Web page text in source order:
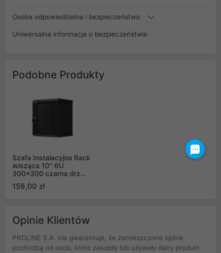
Osoba odpowiedzialna i bezpieczeństwo
Uniwersalna informacja o bezpieczeństwie
Podobne Produkty
Szafa Instalacyjna Rack
wisząca 10" 6U
300x300 czarna drzwi
Lanberg
159,00 zł
Opinie Klientów
PROLINE S.A. nie gwarantuje, że zamieszczone opinie
pochodzą od osób, które zakupiły lub używały dany produkt.